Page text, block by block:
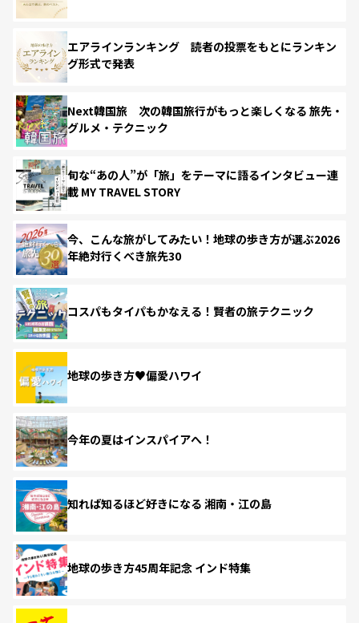
エアラインランキング 読者の投票をもとにランキン
グ形式で発表
Next韓国旅 次の韓国旅行がもっと楽しくなる 旅先・
グルメ・テクニック
旬な“あの人”が「旅」をテーマに語るインタビュー連
載 MY TRAVEL STORY
今、こんな旅がしてみたい！地球の歩き方が選ぶ2026
年絶対行くべき旅先30
コスパもタイパもかなえる！賢者の旅テクニック
地球の歩き方♥偏愛ハワイ
今年の夏はインスパイアへ！
知れば知るほど好きになる 湘南・江の島
地球の歩き方45周年記念 インド特集